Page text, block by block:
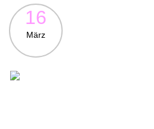
16
März